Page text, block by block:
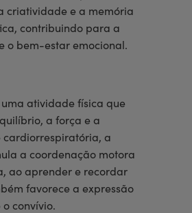
criatividade e a memória
contribuindo para a
o bem-estar emocional.
uma atividade física que
a força e a
cardiorrespiratória, a
a coordenação motora
ao aprender e recordar
favorece a expressão
convívio.